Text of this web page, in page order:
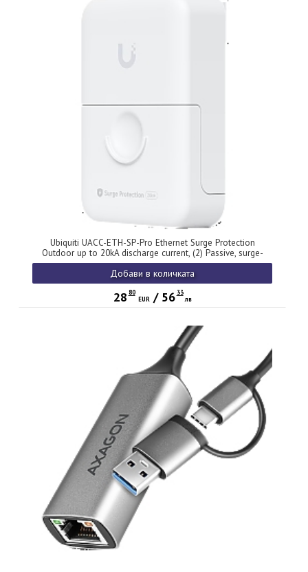
Ubiquiti UACC-ETH-SP-Pro Ethernet Surge Protection
Outdoor up to 20kA discharge current, (2) Passive, surge-
protected RJ45 connections
Добави в количката
28 80
EUR/ 56 33
лв